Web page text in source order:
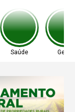
Saúde Geral